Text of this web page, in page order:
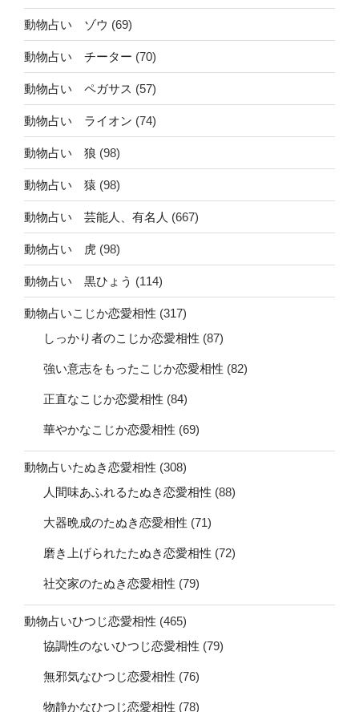
動物占い ゾウ (69)
動物占い チーター (70)
動物占い ペガサス (57)
動物占い ライオン (74)
動物占い 狼 (98)
動物占い 猿 (98)
動物占い 芸能人、有名人 (667)
動物占い 虎 (98)
動物占い 黒ひょう (114)
動物占いこじか恋愛相性 (317)
しっかり者のこじか恋愛相性 (87)
強い意志をもったこじか恋愛相性 (82)
正直なこじか恋愛相性 (84)
華やかなこじか恋愛相性 (69)
動物占いたぬき恋愛相性 (308)
人間味あふれるたぬき恋愛相性 (88)
大器晩成のたぬき恋愛相性 (71)
磨き上げられたたぬき恋愛相性 (72)
社交家のたぬき恋愛相性 (79)
動物占いひつじ恋愛相性 (465)
協調性のないひつじ恋愛相性 (79)
無邪気なひつじ恋愛相性 (76)
物静かなひつじ恋愛相性 (78)